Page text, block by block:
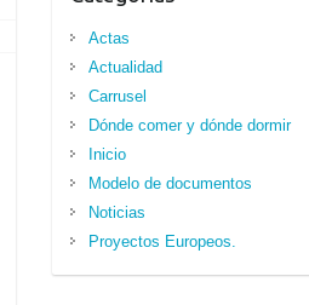
Actas
Actualidad
Carrusel
Dónde comer y dónde dormir
Inicio
Modelo de documentos
Noticias
Proyectos Europeos.